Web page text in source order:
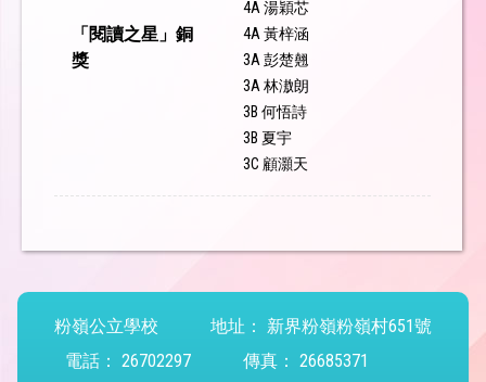
「閱讀之星」銅
獎
4A 湯穎芯
4A 黃梓涵
3A 彭楚翹
3A 林滶朗
3B 何悟詩
3B 夏宇
3C 顧灝天
粉嶺公立學校 地址：
新界粉嶺粉嶺村651號
電話： 26702297 傳真： 26685371